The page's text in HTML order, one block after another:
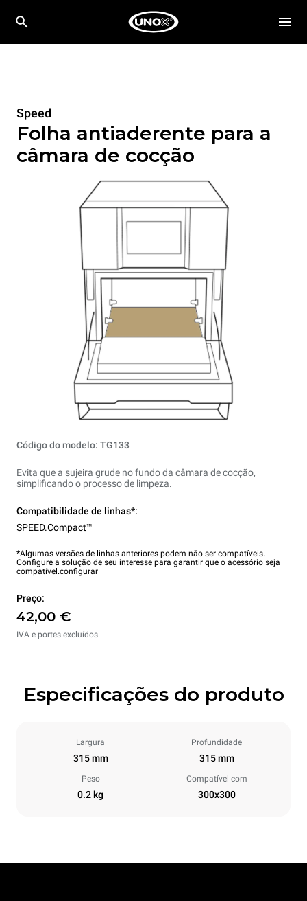
Speed
Folha antiaderente para a
câmara de cocção
Código do modelo: TG133
Evita que a sujeira grude no fundo da câmara de cocção,
simplificando o processo de limpeza.
Compatibilidade de linhas*:
SPEED.Compact™
*Algumas versões de linhas anteriores podem não ser compatíveis.
Configure a solução de seu interesse para garantir que o acessório seja
compatível.configurar
Preço:
42,00 €
IVA e portes excluídos
Especificações do produto
Largura
315 mm
Profundidade
315 mm
Peso
0.2 kg
Compatível com
300x300